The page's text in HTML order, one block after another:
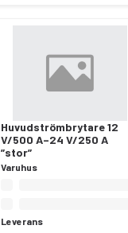
Huvudströmbrytare 12
V/500 A–24 V/250 A
”stor”
Varuhus
Leverans